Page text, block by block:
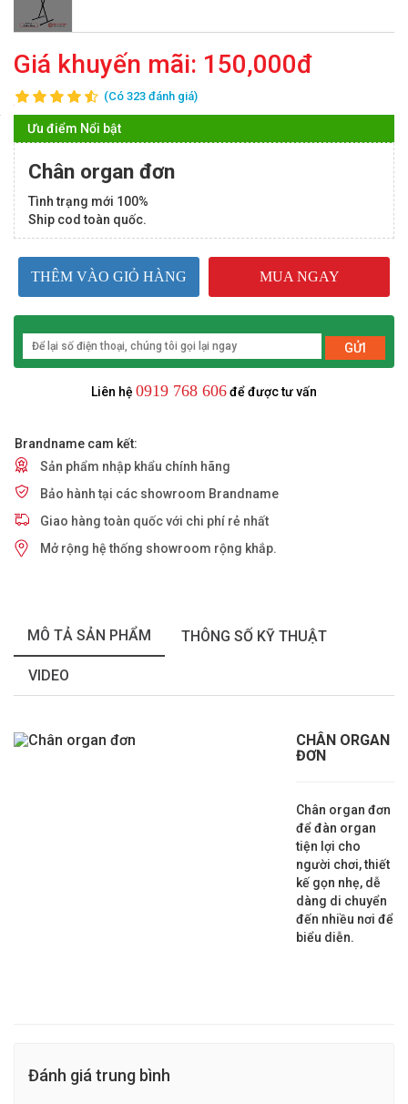
Giá khuyến mãi: 150,000đ
(Có 323 đánh giá)
Ưu điểm Nổi bật
Chân organ đơn
Tình trạng mới 100%
Ship cod toàn quốc.
THÊM VÀO GIỎ HÀNG MUA NGAY
GỬI
Liên hệ 0919 768 606để được tư vấn
Brandname cam kết:
Sản phẩm nhập khẩu chính hãng
Bảo hành tại các showroom Brandname
Giao hàng toàn quốc với chi phí rẻ nhất
Mở rộng hệ thống showroom rộng khắp.
MÔ TẢ SẢN PHẨM THÔNG SỐ KỸ THUẬT
VIDEO
CHÂN ORGAN
ĐƠN
Chân organ đơn
để đàn organ
tiện lợi cho
người chơi, thiết
kế gọn nhẹ, dễ
dàng di chuyển
đến nhiều nơi để
biểu diễn.
Đánh giá trung bình